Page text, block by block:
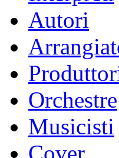
Autori
Orchestre
Musicisti
Cover